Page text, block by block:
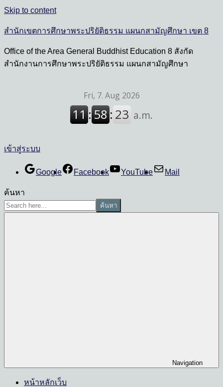
Skip to content
สำนักเขตการศึกษาพระปริยัติธรรม แผนกสามัญศึกษา เขต 8
Office of the Area General Buddhist Education 8 สังกัด
สำนักงานการศึกษาพระปริยัติธรรม แผนกสามัญศึกษา
เข้าสู่ระบบ
Google Facebook YouTube Mail
ค้นหา
ค้นหา
Navigation
หน้าหลักเว็บ